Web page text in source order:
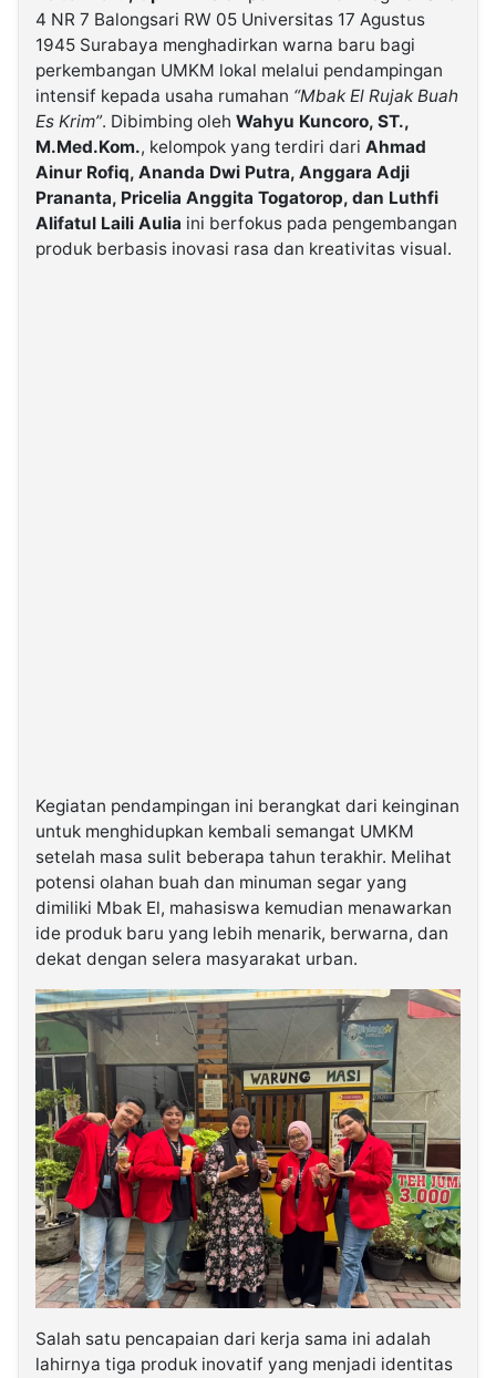
Kabarbaru.co
2026
Kabarbaru
Holding
4 NR 7 Balongsari RW 05 Universitas 17 Agustus
1945 Surabaya menghadirkan warna baru bagi
perkembangan UMKM lokal melalui pendampingan
intensif kepada usaha rumahan “Mbak El Rujak Buah
Es Krim”. Dibimbing oleh Wahyu Kuncoro, ST.,
M.Med.Kom., kelompok yang terdiri dari Ahmad
Ainur Rofiq, Ananda Dwi Putra, Anggara Adji
Prananta, Pricelia Anggita Togatorop, dan Luthfi
Alifatul Laili Aulia ini berfokus pada pengembangan
produk berbasis inovasi rasa dan kreativitas visual.
Kegiatan pendampingan ini berangkat dari keinginan
untuk menghidupkan kembali semangat UMKM
setelah masa sulit beberapa tahun terakhir. Melihat
potensi olahan buah dan minuman segar yang
dimiliki Mbak El, mahasiswa kemudian menawarkan
ide produk baru yang lebih menarik, berwarna, dan
dekat dengan selera masyarakat urban.
Salah satu pencapaian dari kerja sama ini adalah
lahirnya tiga produk inovatif yang menjadi identitas